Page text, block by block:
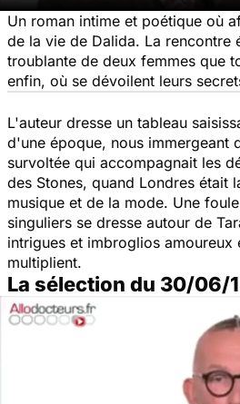
Un roman intime et poétique où
de la vie de Dalida. La rencontre
troublante de deux femmes que
enfin, où se dévoilent leurs
L'auteur dresse un tableau
d'une époque, nous immergeant
survoltée qui accompagnait les
des Stones, quand Londres était
musique et de la mode. Une
singuliers se dresse autour de
intrigues et imbroglios amoureux
multiplient.
La sélection du 30/06/